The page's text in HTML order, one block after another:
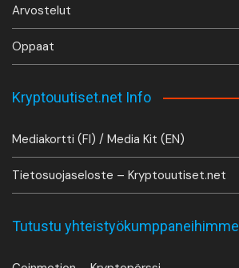
Arvostelut
Oppaat
Kryptouutiset.net Info
Mediakortti (FI) / Media Kit (EN)
Tietosuojaseloste – Kryptouutiset.net
Tutustu yhteistyökumppaneihimme